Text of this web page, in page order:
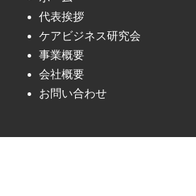
代表挨拶
ケアビジネス研究会
事業概要
会社概要
お問い合わせ